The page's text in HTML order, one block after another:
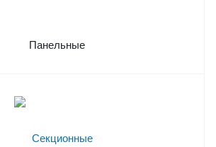
Панельные